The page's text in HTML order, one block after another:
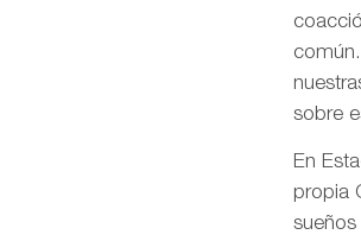
sobre
En
propia